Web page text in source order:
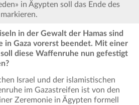
in Ägypten soll das Ende des
in der Gewalt der Hamas sind
in Gaza vorerst beendet. Mit einer
diese Waffenruhe nun gefestigt
Israel und der islamistischen
im Gazastreifen ist von den
Zeremonie in Ägypten formell